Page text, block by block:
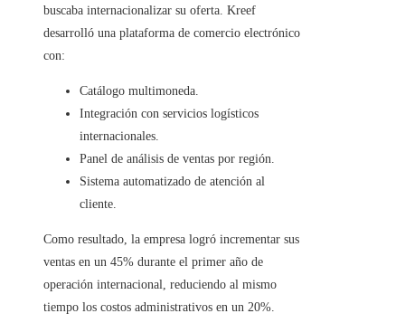
buscaba internacionalizar su oferta. Kreef
desarrolló una plataforma de comercio electrónico
con:
Catálogo multimoneda.
Integración con servicios logísticos
internacionales.
Panel de análisis de ventas por región.
Sistema automatizado de atención al
cliente.
Como resultado, la empresa logró incrementar sus
ventas en un 45% durante el primer año de
operación internacional, reduciendo al mismo
tiempo los costos administrativos en un 20%.